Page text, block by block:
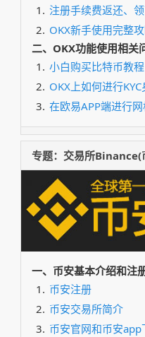
FIL $0.6954
￥4.7106396
ZEC $504.75
￥3419.1765
SUI $0.6743
￥4.5677082
注册手续费返还、
OKX新手使用完整攻
二、OKX功能使用相关
小白购买比特币教程
OKX上如何进行
在欧易APP端进行
专题：交易所Binance(
一、币安基本介绍和注
币安注册
币安交易所简介
币安官网和币安app